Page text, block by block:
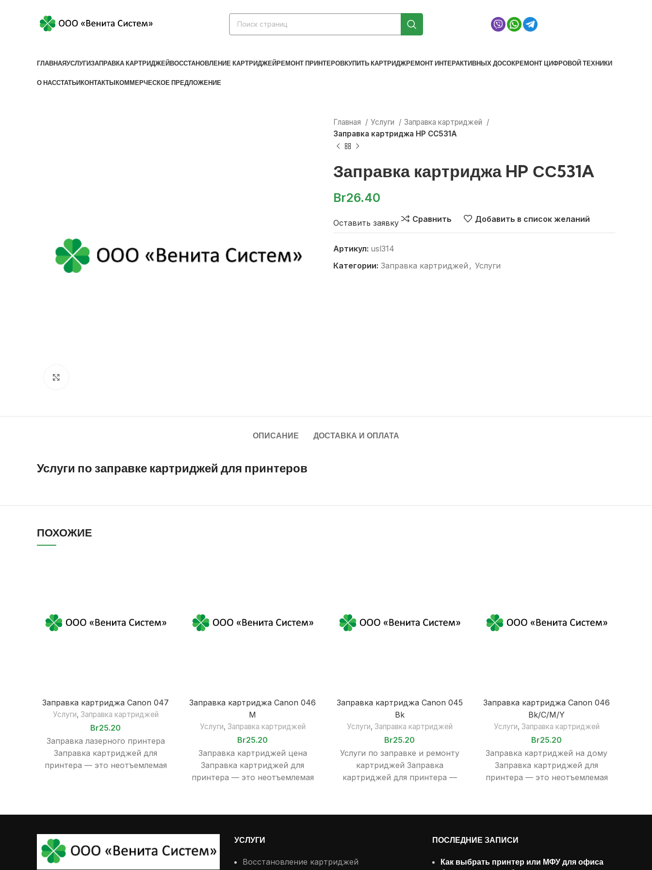
ГЛАВНАЯУСЛУГИЗАПРАВКА КАРТРИДЖЕЙВОССТАНОВЛЕНИЕ КАРТРИДЖЕЙРЕМОНТ ПРИНТЕРОВКУПИТЬ КАРТРИДЖРЕМОНТ ИНТЕРАКТИВНЫХ ДОСОКРЕМОНТ ЦИФРОВОЙ ТЕХНИКИ
О НАССТАТЬИКОНТАКТЫКОММЕРЧЕСКОЕ ПРЕДЛОЖЕНИЕ
Главная Услуги
Заправка картриджей
Заправка картриджа HP СС531A
Заправка картриджа HP СС531A
Br26.40
Оставить заявку Сравнить Добавить в список желаний
Артикул: usl314
Категории: Заправка картриджей , Услуги
ОПИСАНИЕ ДОСТАВКА И ОПЛАТА
Услуги по заправке картриджей для принтеров
ПОХОЖИЕ
Заправка картриджа Canon 047
Услуги, Заправка картриджей
Br25.20
Заправка лазерного принтера
Заправка картриджей для
принтера — это неотъемлемая
Заправка картриджа Canon 046
М
Услуги, Заправка картриджей
Br25.20
Заправка картриджей цена
Заправка картриджей для
принтера — это неотъемлемая
офисе или
Заправка картриджа Canon 045
Bk
Услуги, Заправка картриджей
Br25.20
Услуги по заправке и ремонту
картриджей Заправка
картриджей для принтера —
оборудования, будь то дома,
Заправка картриджа Canon 046
Bk/C/M/Y
Услуги, Заправка картриджей
Br25.20
Заправка картриджей на дому
Заправка картриджей для
принтера — это неотъемлемая
офисе
УСЛУГИ
Восстановление картриджей
ПОСЛЕДНИЕ ЗАПИСИ
Как выбрать принтер или МФУ для офиса